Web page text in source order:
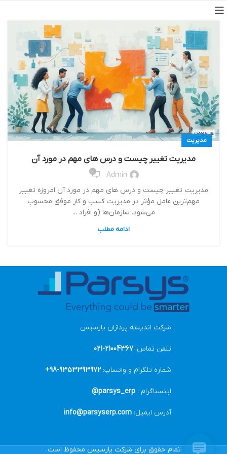
مدیریت
مدیریت تغییر چیست و درس های مهم در مورد آن
Admin
0
مدیریت تغییر چیست و درس های مهم در مورد آن امروزه تغییر
مهم‌ترین عامل مؤثر در مدیریت كسب و كار موفق محسوب
می‌شود. سازمان‌ها (و افراد ...
ادامه مطلب
شرکت اندیشه پردازان پارسیس
تلفن تماس:21004367-021
شماره تلگرام و واتساپ: 9353393972-98+
اینستاگرام : parsys_erp@
آدرس ایمیل: info@parsyserp.com
تمام حقوق برای شرکت پارسیس محفوظ است.